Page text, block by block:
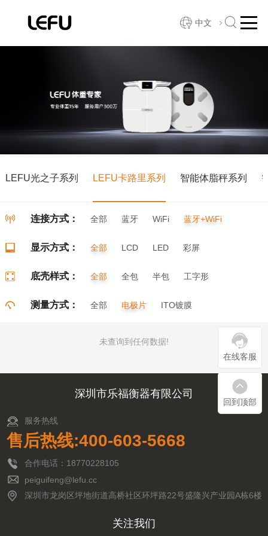
在线客服
回到顶部
中文
LEFU光之子系列 LEFU卡路里系列 智能体脂秤系列
连接方式： 全部 蓝牙 WiFi 蓝牙+WiFi
显示方式： 全部 LCD LED 彩屏
底壳样式： 全部 全包 半包
工字形
测量方式： 全部 电极片 ITO镀膜
未查询到任何数据!
深圳市乐福衡器有限公司
服务热线
售后热线:400-603-5668
合作电话：18770228105
peiguifeng@lefu.cc
深圳市龙岗区坪地街道高桥社区环坪路22号盛隆兴产业园A栋6楼
关注我们